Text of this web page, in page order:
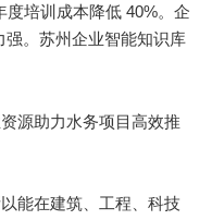
度培训成本降低 40%。企
。苏州企业智能知识库
源助力水务项目高效推
能在建筑、工程、科技